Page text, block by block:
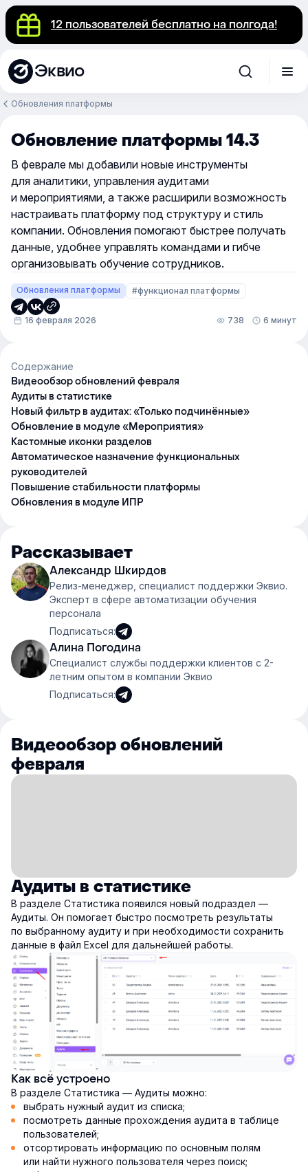
12 пользователей бесплатно на полгода!
Эквио
Обновления платформы
Обновление платформы 14.3
В феврале мы добавили новые инструменты
для аналитики, управления аудитами
и мероприятиями, а также расширили возможность
настраивать платформу под структуру и стиль
компании. Обновления помогают быстрее получать
данные, удобнее управлять командами и гибче
организовывать обучение сотрудников.
Обновления платформы #функционал платформы
16 февраля 2026 738 6 минут
Содержание
Видеообзор обновлений февраля
Аудиты в статистике
Новый фильтр в аудитах: «Только подчинённые»
Обновление в модуле «Мероприятия»
Кастомные иконки разделов
Автоматическое назначение функциональных
руководителей
Повышение стабильности платформы
Обновления в модуле ИПР
Рассказывает
Александр Шкирдов
Релиз-менеджер, специалист поддержки Эквио.
Эксперт в сфере автоматизации обучения
персонала
Подписаться:
Алина Погодина
Специалист службы поддержки клиентов с 2-
летним опытом в компании Эквио
Подписаться:
Видеообзор обновлений
февраля
Аудиты в статистике
В разделе Статистика появился новый подраздел —
Аудиты. Он помогает быстро посмотреть результаты
по выбранному аудиту и при необходимости сохранить
данные в файл Excel для дальнейшей работы.
Как всё устроено
В разделе Статистика — Аудиты можно:
выбрать нужный аудит из списка;
посмотреть данные прохождения аудита в таблице
пользователей;
отсортировать информацию по основным полям
или найти нужного пользователя через поиск;